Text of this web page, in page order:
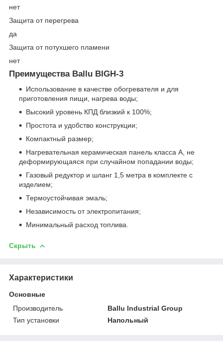
нет
Защита от перегрева
да
Защита от потухшего пламени
нет
Преимущества Ballu BIGH-3
Использование в качестве обогревателя и для
приготовления пищи, нагрева воды;
Высокий уровень КПД близкий к 100%;
Простота и удобство конструкции;
Компактный размер;
Нагревательная керамическая панель класса А, не
деформирующаяся при случайном попадании воды;
Газовый редуктор и шланг 1,5 метра в комплекте с
изделием;
Термоустойчивая эмаль;
Независимость от электропитания;
Минимальный расход топлива.
Скрыть
Характеристики
Основные
Производитель
Ballu Industrial Group
Тип установки
Напольный